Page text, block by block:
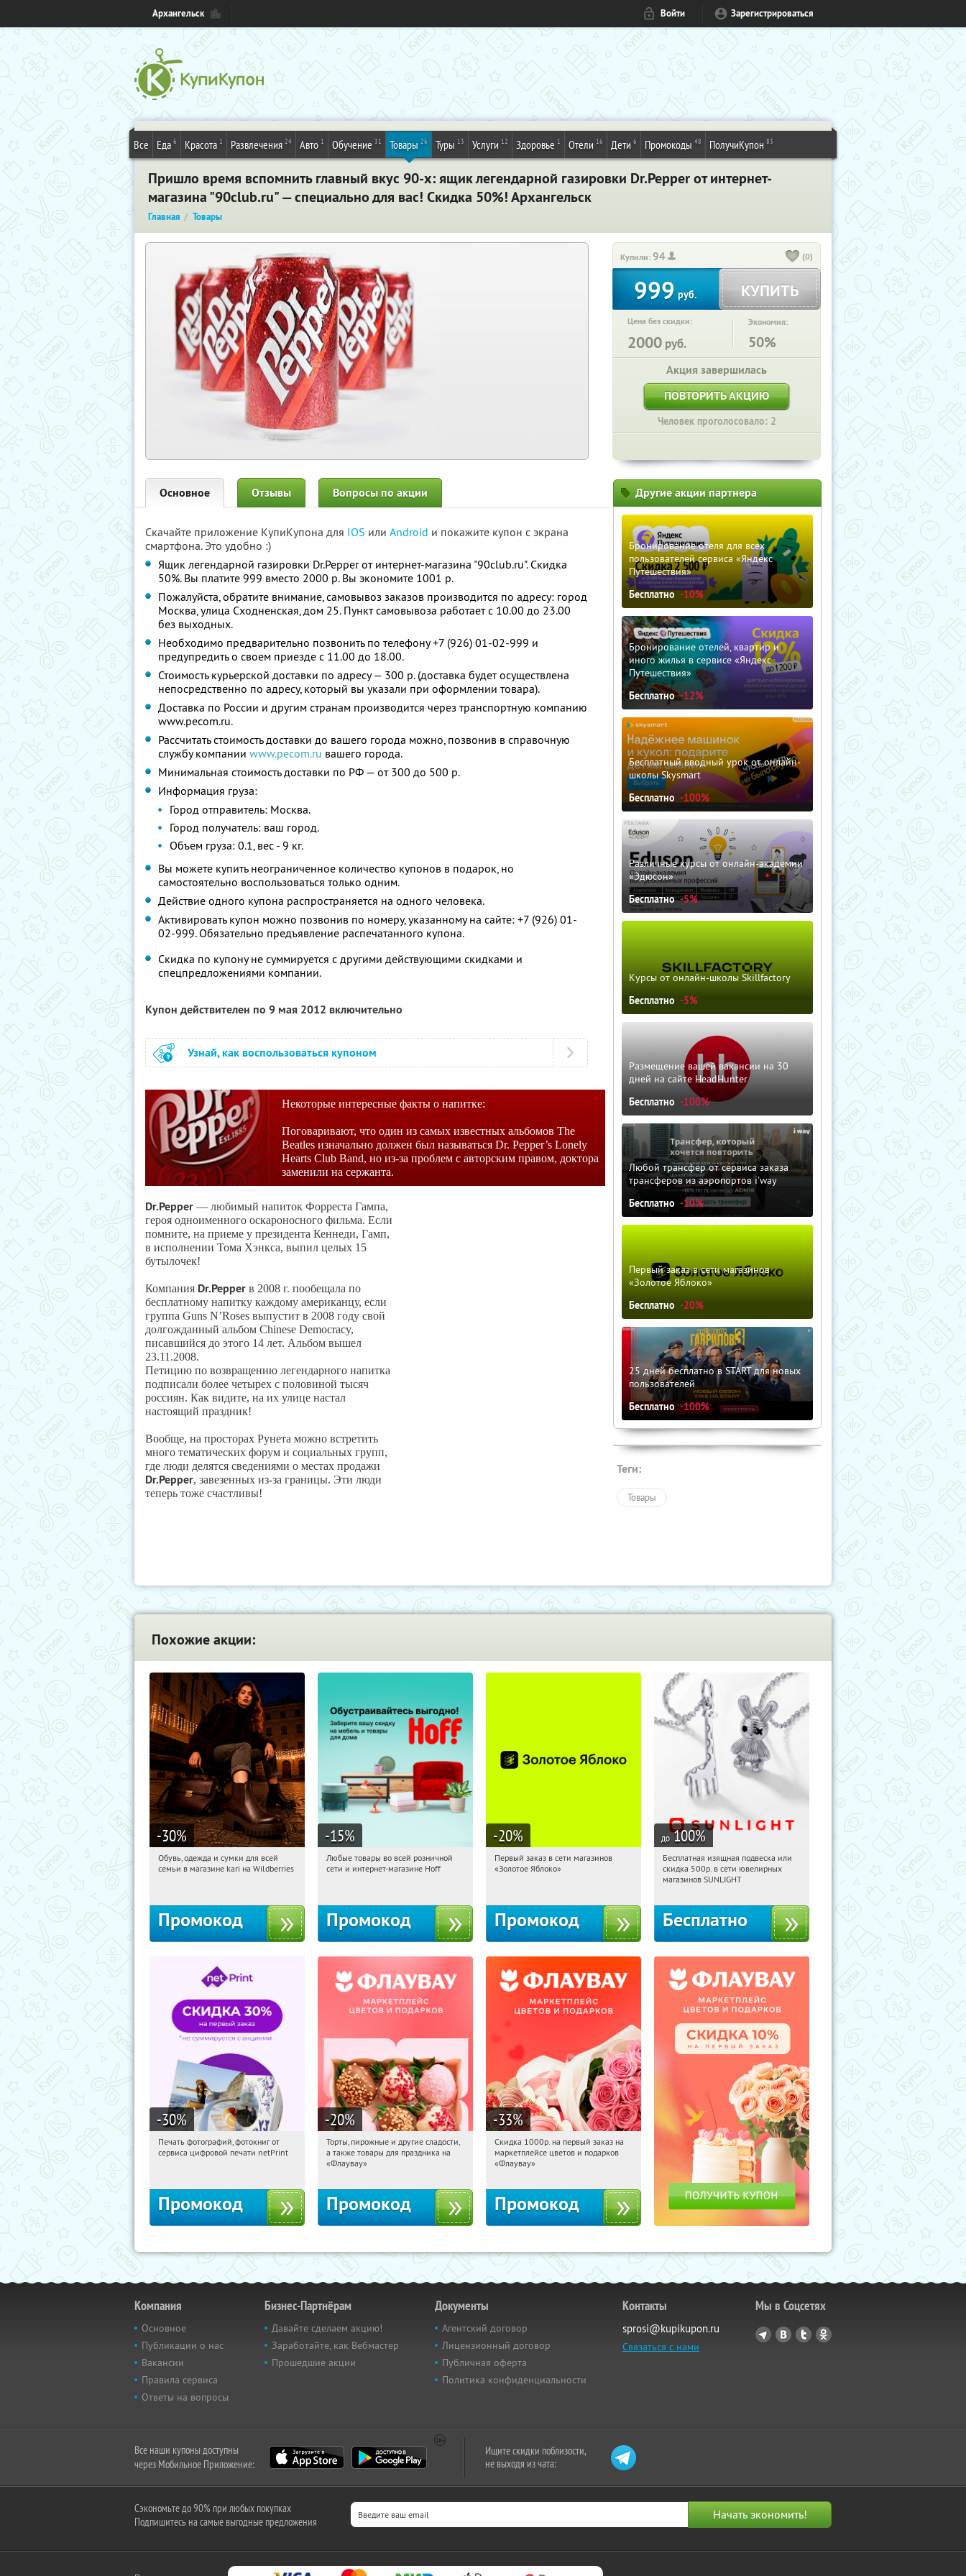
Архангельск Войти Зарегистрироваться
Все Еда 6 Красота 1 Развлечения 24 Авто 1 Обучение 31 Товары 26 Туры 13 Услуги 12 Здоровье 1 Отели 16 Дети 6 Промокоды 48 ПолучиКупон 83
Пришло время вспомнить главный вкус 90-х: ящик легендарной газировки Dr.Pepper от интернет-
магазина "90club.ru" — специально для вас! Скидка 50%! Архангельск
Главная Товары
Купили:94 (0)
999 руб. КУПИТЬ
Цена без скидки:
2000 руб.
Экономия:
50%
Акция завершилась
ПОВТОРИТЬ АКЦИЮ
Человек проголосовало: 2
Основное Отзывы Вопросы по акции
Скачайте приложение КупиКупона для IOS или Android и покажите купон с экрана
смартфона. Это удобно :)
Ящик легендарной газировки Dr.Pepper от интернет-магазина "90club.ru". Скидка
50%. Вы платите 999 вместо 2000 р. Вы экономите 1001 р.
Пожалуйста, обратите внимание, самовывоз заказов производится по адресу: город
Москва, улица Сходненская, дом 25. Пункт самовывоза работает с 10.00 до 23.00
без выходных.
Необходимо предварительно позвонить по телефону +7 (926) 01-02-999 и
предупредить о своем приезде с 11.00 до 18.00.
Стоимость курьерской доставки по адресу — 300 р. (доставка будет осуществлена
непосредственно по адресу, который вы указали при оформлении товара).
Доставка по России и другим странам производится через транспортную компанию
www.pecom.ru.
Рассчитать стоимость доставки до вашего города можно, позвонив в справочную
службу компании www.pecom.ru вашего города.
Минимальная стоимость доставки по РФ — от 300 до 500 р.
Информация груза:
Город отправитель: Москва.
Город получатель: ваш город.
Объем груза: 0.1, вес - 9 кг.
Вы можете купить неограниченное количество купонов в подарок, но
самостоятельно воспользоваться только одним.
Действие одного купона распространяется на одного человека.
Активировать купон можно позвонив по номеру, указанному на сайте: +7 (926) 01-
02-999. Обязательно предъявление распечатанного купона.
Скидка по купону не суммируется с другими действующими скидками и
спецпредложениями компании.
Купон действителен по 9 мая 2012 включительно
Узнай, как воспользоваться купоном
Некоторые интересные факты о напитке:
Поговаривают, что один из самых известных альбомов The
Beatles изначально должен был называться Dr. Pepper’s Lonely
Hearts Club Band, но из-за проблем с авторским правом, доктора
заменили на сержанта.
Dr.Pepper — любимый напиток Форреста Гампа,
героя одноименного оскароносного фильма. Если
помните, на приеме у президента Кеннеди, Гамп,
в исполнении Тома Хэнкса, выпил целых 15
бутылочек!
Компания Dr.Pepper в 2008 г. пообещала по
бесплатному напитку каждому американцу, если
группа Guns N’Roses выпустит в 2008 году свой
долгожданный альбом Chinese Democracy,
писавшийся до этого 14 лет. Альбом вышел
23.11.2008.
Петицию по возвращению легендарного напитка
подписали более четырех с половиной тысяч
россиян. Как видите, на их улице настал
настоящий праздник!
Вообще, на просторах Рунета можно встретить
много тематических форум и социальных групп,
где люди делятся сведениями о местах продажи
Dr.Pepper, завезенных из-за границы. Эти люди
теперь тоже счастливы!
Другие акции партнера
Бронирование отеля для всех
пользователей сервиса «Яндекс
Путешествия»
Бесплатно -10%
Бронирование отелей, квартир и
иного жилья в сервисе «Яндекс
Путешествия»
Бесплатно -12%
Бесплатный вводный урок от онлайн-
школы Skysmart
Бесплатно -100%
Различные курсы от онлайн-академии
«Эдюсон»
Бесплатно -5%
Курсы от онлайн-школы Skillfactory
Бесплатно -5%
Размещение вашей вакансии на 30
дней на сайте HeadHunter
Бесплатно -100%
Любой трансфер от сервиса заказа
трансферов из аэропортов i'way
Бесплатно -10%
Первый заказ в сети магазинов
«Золотое Яблоко»
Бесплатно -20%
25 дней бесплатно в START для новых
пользователей
Бесплатно -100%
Теги:
Товары
Похожие акции:
-30%
17:24:26 Получили:
Обувь, одежда и сумки для всей
семьи в магазине kari на Wildberries
Промокод
-15%
17:24:26 Получили:
Любые товары во всей розничной
сети и интернет-магазине Hoff
Промокод
-20%
17:24:26
Получи первым!
Первый заказ в сети магазинов
«Золотое Яблоко»
Промокод
до 100%
17:24:26 Получили:
Россия
Бесплатная изящная подвеска или
скидка 500р. в сети ювелирных
магазинов SUNLIGHT
Бесплатно
-30%
17:24:26 Получили:
Печать фотографий, фотокниг от
сервиса цифровой печати netPrint
Промокод
-20%
17:24:26 Получили:
Россия
Торты, пирожные и другие сладости,
а также товары для праздника на
«Флаувау»
Промокод
-33%
17:24:26 Получили:
Россия
Скидка 1000р. на первый заказ на
маркетплейсе цветов и подарков
«Флаувау»
Промокод
Компания
Основное
Публикации о нас
Вакансии
Правила сервиса
Ответы на вопросы
Бизнес-Партнёрам
Давайте сделаем акцию!
Заработайте, как Вебмастер
Прошедшие акции
Документы
Агентский договор
Лицензионный договор
Публичная оферта
Политика конфиденциальности
Контакты
sprosi@kupikupon.ru
Связаться с нами
Мы в Соцсетях
Все наши купоны доступны
через Мобильное Приложение:
Ищите скидки поблизости,
не выходя из чата:
Сэкономьте до 90% при любых покупках
Подпишитесь на самые выгодные предложения